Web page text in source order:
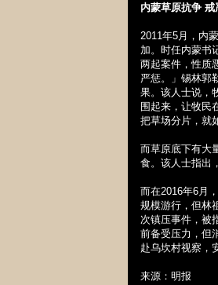
内蒙草原抗争 戒
2011年5 月，内
加。时任内蒙书
两起案件，性质
严惩。」锡林郭
果。该人士说，
围起来，让牧民
把草场分片，就
而草原底下有大
食。该人士指出
而在2016年6 月
规模游行，但林
次镇压事件，被
前备受压力，但
赴乌坎村视察，
来源：明报